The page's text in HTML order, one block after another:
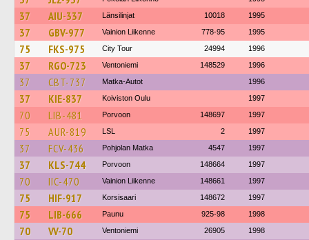
37 AIU-337 Länsilinjat 10018 1995
37 GBV-977 Vainion Liikenne 778-95 1995
75 FKS-975 City Tour 24994 1996
37 RGO-723 Ventoniemi 148529 1996
37 CBT-737 Matka-Autot 1996
37 KIE-837 Koiviston Oulu 1997
70 LIB-481 Porvoon 148697 1997
75 AUR-819 LSL 2 1997
37 FCV-436 Pohjolan Matka 4547 1997
37 KLS-744 Porvoon 148664 1997
70 IIC-470 Vainion Liikenne 148661 1997
75 HIF-917 Korsisaari 148672 1997
75 LIB-666 Paunu 925-98 1998
70 VV-70 Ventoniemi 26905 1998